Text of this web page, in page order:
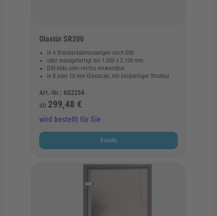
Glastür SR200
in 6 Standardabmessungen nach DIN
oder massgefertigt bis 1.000 x 2.100 mm
DIN links oder rechts verwendbar
in 8 oder 10 mm Glasdicke, mit beidseitiger Struktur
Art.-Nr.: 6G2254
ab 299,48 €
wird bestellt für Sie
Details